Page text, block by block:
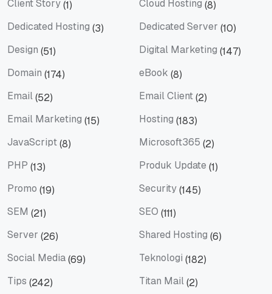
Client Story(1) Cloud Hosting (8)
Dedicated Hosting (3) Dedicated Server (10)
Design (51) Digital Marketing (147)
Domain (174) eBook (8)
Email(52) Email Client(2)
Email Marketing (15) Hosting (183)
JavaScript(8) Microsoft365 (2)
PHP (13) Produk Update (1)
Promo (19) Security(145)
SEM (21) SEO (111)
Server (26) Shared Hosting (6)
Social Media(69) Teknologi (182)
Tips (242) Titan Mail(2)